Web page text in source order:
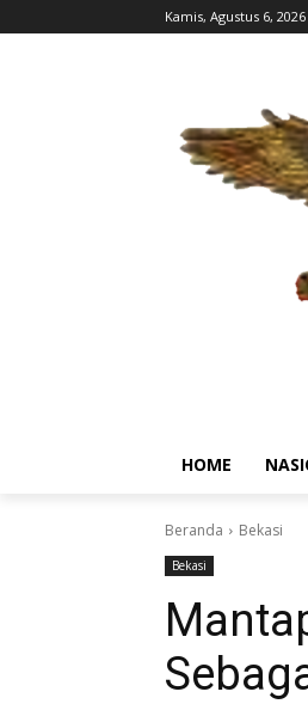
Kamis, Agustus 6, 2026
HOME
Beranda Bekasi
Bekasi